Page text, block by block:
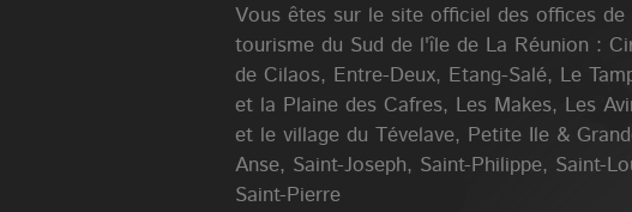
Vous êtes sur le site officiel des offices de
tourisme du Sud de l'île de La Réunion :
de Cilaos, Entre-Deux, Etang-Salé, Le
et la Plaine des Cafres, Les Makes, Les
et le village du Tévelave, Petite Ile &
Anse, Saint-Joseph, Saint-Philippe, Saint-
Saint-Pierre